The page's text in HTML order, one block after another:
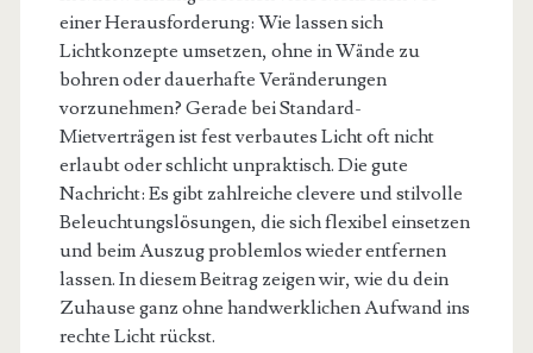
einer Herausforderung: Wie lassen sich
Lichtkonzepte umsetzen, ohne in Wände zu
bohren oder dauerhafte Veränderungen
vorzunehmen? Gerade bei Standard-
Mietverträgen ist fest verbautes Licht oft nicht
erlaubt oder schlicht unpraktisch. Die gute
Nachricht: Es gibt zahlreiche clevere und stilvolle
Beleuchtungslösungen, die sich flexibel einsetzen
und beim Auszug problemlos wieder entfernen
lassen. In diesem Beitrag zeigen wir, wie du dein
Zuhause ganz ohne handwerklichen Aufwand ins
rechte Licht rückst.